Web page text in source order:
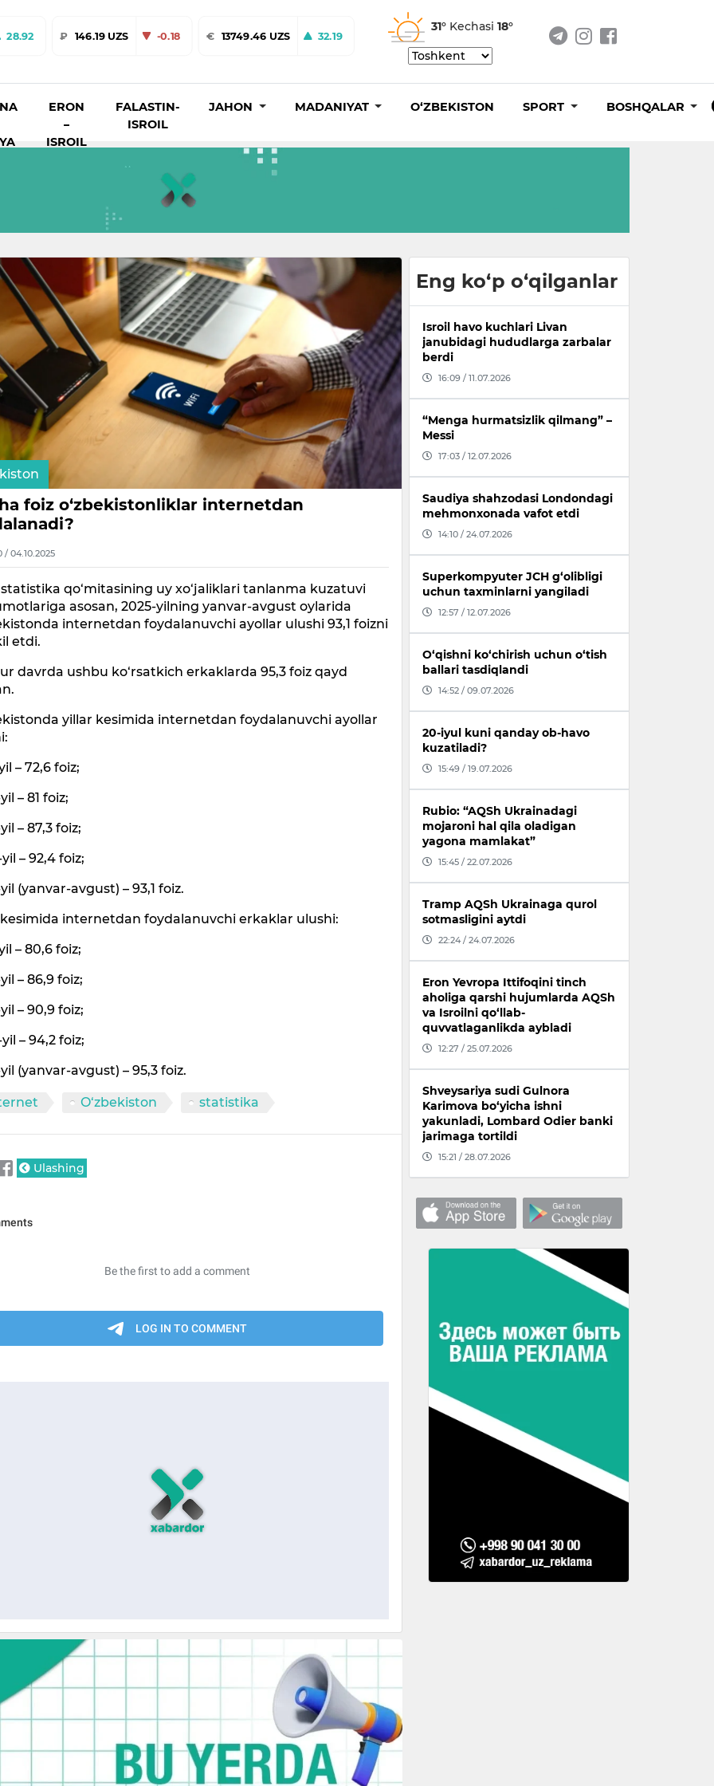
28.92 ₽ 146.19 UZS -0.18 € 13749.46 UZS 32.19
31° Kechasi 18°
ERON
–
ISROIL
FALASTIN-
ISROIL
JAHON MADANIYAT O‘ZBEKISTON SPORT BOSHQALAR
foiz o‘zbekistonliklar internetdan
/ 04.10.2025
qo‘mitasining uy xo‘jaliklari tanlanma kuzatuvi
asosan, 2025-yilning yanvar-avgust oylarida
internetdan foydalanuvchi ayollar ulushi 93,1 foizni
etdi.
davrda ushbu ko‘rsatkich erkaklarda 95,3 foiz qayd
yillar kesimida internetdan foydalanuvchi ayollar
– 72,6 foiz;
– 81 foiz;
– 87,3 foiz;
– 92,4 foiz;
(yanvar-avgust) – 93,1 foiz.
internetdan foydalanuvchi erkaklar ulushi:
– 80,6 foiz;
– 86,9 foiz;
– 90,9 foiz;
– 94,2 foiz;
(yanvar-avgust) – 95,3 foiz.
O‘zbekiston statistika
Ulashing
Eng ko‘p o‘qilganlar
Isroil havo kuchlari Livan
janubidagi hududlarga zarbalar
berdi
16:09 / 11.07.2026
“Menga hurmatsizlik qilmang” –
Messi
17:03 / 12.07.2026
Saudiya shahzodasi Londondagi
mehmonxonada vafot etdi
14:10 / 24.07.2026
Superkompyuter JCH g‘olibligi
uchun taxminlarni yangiladi
12:57 / 12.07.2026
O‘qishni ko‘chirish uchun o‘tish
ballari tasdiqlandi
14:52 / 09.07.2026
20-iyul kuni qanday ob-havo
kuzatiladi?
15:49 / 19.07.2026
Rubio: “AQSh Ukrainadagi
mojaroni hal qila oladigan
yagona mamlakat”
15:45 / 22.07.2026
Tramp AQSh Ukrainaga qurol
sotmasligini aytdi
22:24 / 24.07.2026
Eron Yevropa Ittifoqini tinch
aholiga qarshi hujumlarda AQSh
va Isroilni qo‘llab-
quvvatlaganlikda aybladi
12:27 / 25.07.2026
Shveysariya sudi Gulnora
Karimova bo‘yicha ishni
yakunladi, Lombard Odier banki
jarimaga tortildi
15:21 / 28.07.2026